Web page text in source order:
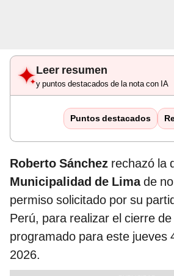
Leer resumen
y puntos destacados de la nota con IA
Puntos destacados
Roberto Sánchez rechazó la
Municipalidad de Limade
permiso solicitado por su
Perú, para realizar el cierre
programado para este jueves
2026.